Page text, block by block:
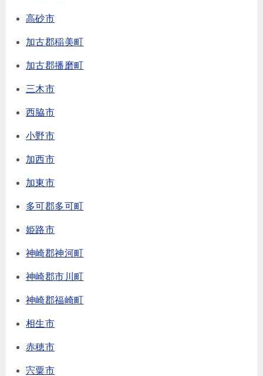
高砂市
加古郡稲美町
加古郡播磨町
三木市
西脇市
小野市
加西市
加東市
多可郡多可町
姫路市
神崎郡神河町
神崎郡市川町
神崎郡福崎町
相生市
赤穂市
宍粟市